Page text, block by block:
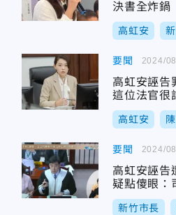
決書全炸鍋
高虹安
要聞
高虹安誣
這位法官很
高虹安
2024/
要聞
高虹安誣
疑點傻眼：
新竹市長
2024/